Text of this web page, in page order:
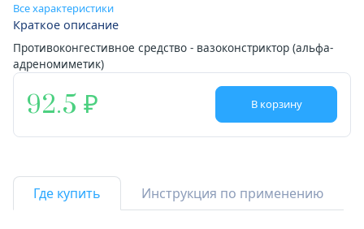
Все характеристики
Краткое описание
Противоконгестивное средство - вазоконстриктор (альфа-
адреномиметик)
92.5 В корзину
Где купить Инструкция по применению